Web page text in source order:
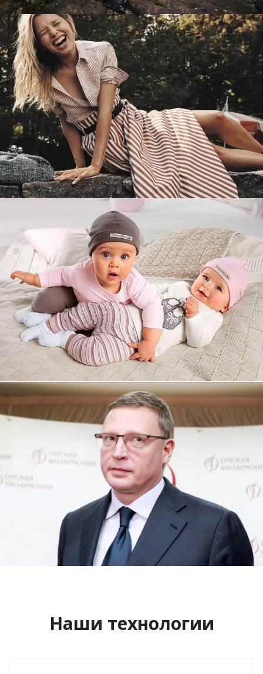
Имиджевый сайт для сети магазинов
Soho Project
Смотреть проект
Увеличили выручку интернет-
магазину topdatop.ru на 25%!
Смотреть проект
Сайт кандидата в губернаторы
Буркова Александра Леонидовича
Смотреть проект
Наши технологии